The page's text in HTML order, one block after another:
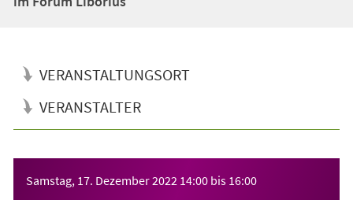
VERANSTALTUNGSORT
VERANSTALTER
Samstag, 17. Dezember 2022 14:00 bis 16:00